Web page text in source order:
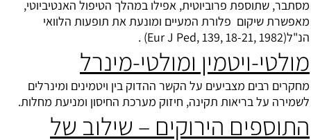
מסתבר, שתוספת פרוביוטית, אפילו במהלך הטיפול האנטיביוטי,
מאפשרת שיקום פלורת המעיים ומונעת את תופעות הלוואי
הנ"ל(Eur J Ped, 139, 18-21, 1982) .
מולטי-ויטמין ומולטי-מינרל
מחקרים רבים מצביעים על הקשר ההדוק בין ויטמינים ומינרלים
לשמירה על בריאות תקינה, חיזוק מערכת החיסון ומניעת מחלות.
התוספים הירוקים – שילוב של